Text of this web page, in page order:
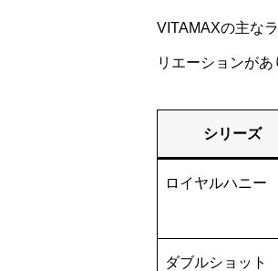
VITAMAXの主な
リエーションが
シリーズ
ロイヤルハニー
ダブルショット